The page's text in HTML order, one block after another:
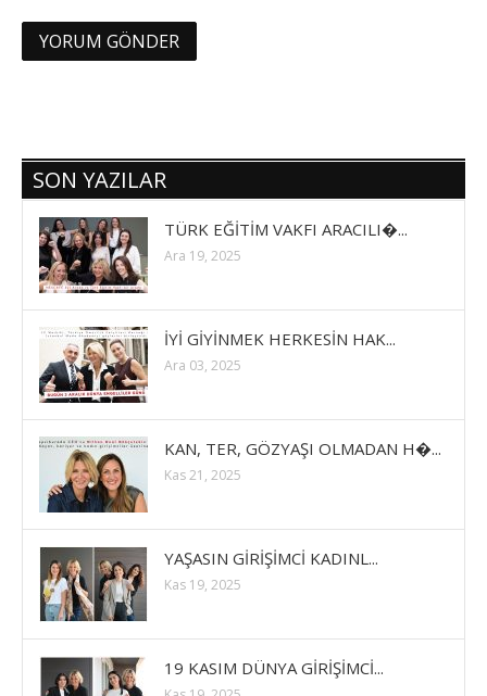
SON YAZILAR
TÜRK EĞİTİM VAKFI ARACILI�...
Ara 19, 2025
İYİ GİYİNMEK HERKESİN HAK...
Ara 03, 2025
KAN, TER, GÖZYAŞI OLMADAN H�...
Kas 21, 2025
YAŞASIN GİRİŞİMCİ KADINL...
Kas 19, 2025
19 KASIM DÜNYA GİRİŞİMCİ...